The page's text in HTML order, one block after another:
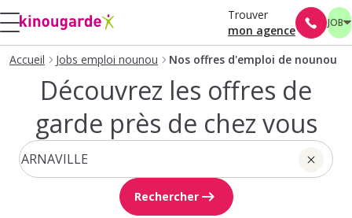
Trouver
mon agence
JOB
Accueil Jobs emploi nounou Nos offres d'emploi de nounou
Découvrez les offres de
garde près de chez vous
Rechercher